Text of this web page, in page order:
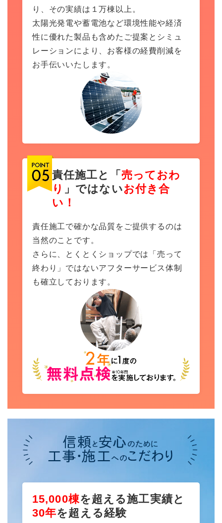
り、その実績は１万棟以上。
太陽光発電や蓄電池など環境性能や経済
性に優れた製品も含めたご提案とシミュ
レーションにより、お客様の経費削減を
お手伝いいたします。
責任施工と「 売っておわ
り 」ではないお付き合
い！
責任施工で確かな品質をご提供するのは
当然のことです。
さらに、とくとくショップでは「売って
終わり」ではないアフターサービス体制
も確立しております。
15,000棟を超える施工実績と
30年を超える経験